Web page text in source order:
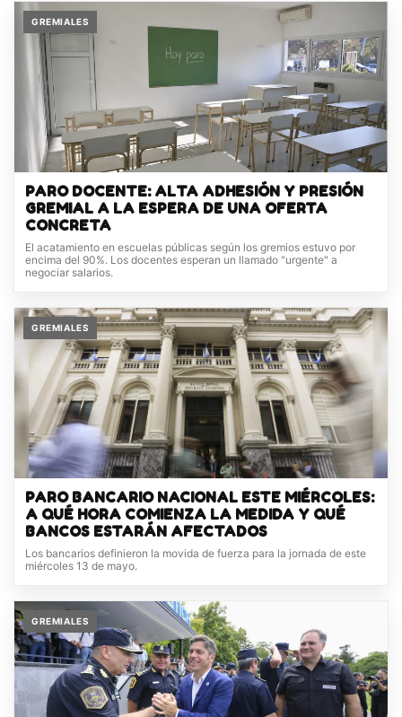
GREMIALES
PARO DOCENTE: ALTA ADHESIÓN Y PRESIÓN
GREMIAL A LA ESPERA DE UNA OFERTA
CONCRETA
El acatamiento en escuelas públicas según los gremios estuvo por
encima del 90%. Los docentes esperan un llamado "urgente" a
negociar salarios.
GREMIALES
PARO BANCARIO NACIONAL ESTE MIÉRCOLES:
A QUÉ HORA COMIENZA LA MEDIDA Y QUÉ
BANCOS ESTARÁN AFECTADOS
Los bancarios definieron la movida de fuerza para la jornada de este
miércoles 13 de mayo.
GREMIALES